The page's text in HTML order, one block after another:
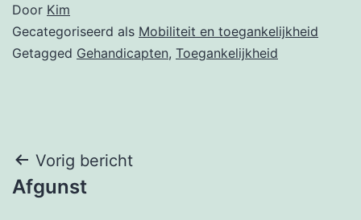
Door Kim
Gecategoriseerd als Mobiliteit en toegankelijkheid
Getagged Gehandicapten, Toegankelijkheid
Bericht
navigatie
Vorig bericht
Afgunst